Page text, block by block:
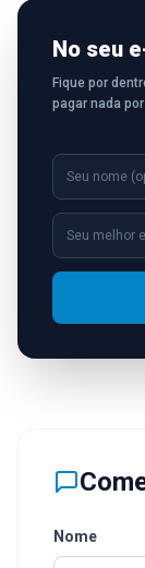
No seu
Fique por
pagar nada
Nome